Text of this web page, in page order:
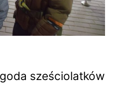
sześciolatków